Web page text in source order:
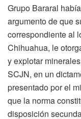
Grupo Bararal
argumento de que
correspondiente al
Chihuahua, le
y explotar
SCJN, en un
presentado por el
que la norma
disposición